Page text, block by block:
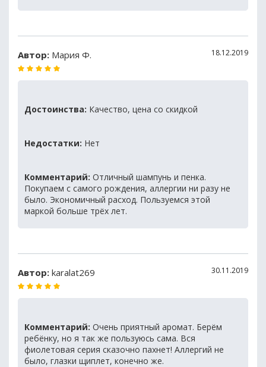
Автор: Мария Ф. 18.12.2019
Достоинства: Качество, цена со скидкой
Недостатки: Нет
Комментарий: Отличный шампунь и пенка.
Покупаем с самого рождения, аллергии ни разу не
было. Экономичный расход. Пользуемся этой
маркой больше трёх лет.
Автор: karalat269 30.11.2019
Комментарий: Очень приятный аромат. Берём
ребёнку, но я так же пользуюсь сама. Вся
фиолетовая серия сказочно пахнет! Аллергий не
было, глазки щиплет, конечно же.